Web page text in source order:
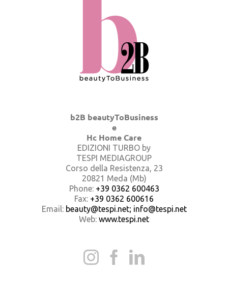
b2B beautyToBusiness
e
Hc Home Care
EDIZIONI TURBO by
TESPI MEDIAGROUP
Corso della Resistenza, 23
20821 Meda (Mb)
Phone: +39 0362 600463
Fax: +39 0362 600616
Email: beauty@tespi.net; info@tespi.net
Web: www.tespi.net